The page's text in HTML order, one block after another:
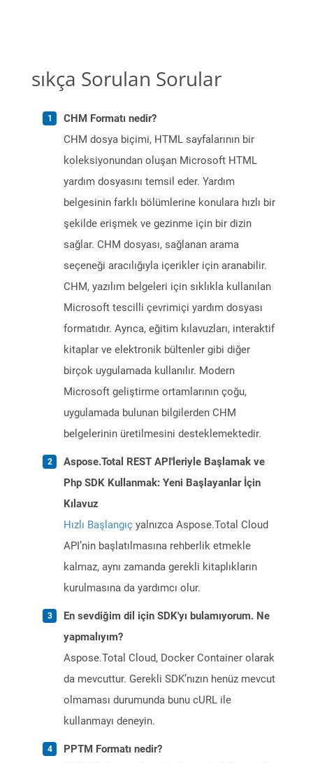
sıkça Sorulan Sorular
CHM Formatı nedir?
CHM dosya biçimi, HTML sayfalarının bir
koleksiyonundan oluşan Microsoft HTML
yardım dosyasını temsil eder. Yardım
belgesinin farklı bölümlerine konulara hızlı bir
şekilde erişmek ve gezinme için bir dizin
sağlar. CHM dosyası, sağlanan arama
seçeneği aracılığıyla içerikler için aranabilir.
CHM, yazılım belgeleri için sıklıkla kullanılan
Microsoft tescilli çevrimiçi yardım dosyası
formatıdır. Ayrıca, eğitim kılavuzları, interaktif
kitaplar ve elektronik bültenler gibi diğer
birçok uygulamada kullanılır. Modern
Microsoft geliştirme ortamlarının çoğu,
uygulamada bulunan bilgilerden CHM
belgelerinin üretilmesini desteklemektedir.
Aspose.Total REST API'leriyle Başlamak ve
Php SDK Kullanmak: Yeni Başlayanlar İçin
Kılavuz
Hızlı Başlangıç yalnızca Aspose.Total Cloud
API’nin başlatılmasına rehberlik etmekle
kalmaz, aynı zamanda gerekli kitaplıkların
kurulmasına da yardımcı olur.
En sevdiğim dil için SDK'yı bulamıyorum. Ne
yapmalıyım?
Aspose.Total Cloud, Docker Container olarak
da mevcuttur. Gerekli SDK’nızın henüz mevcut
olmaması durumunda bunu cURL ile
kullanmayı deneyin.
PPTM Formatı nedir?